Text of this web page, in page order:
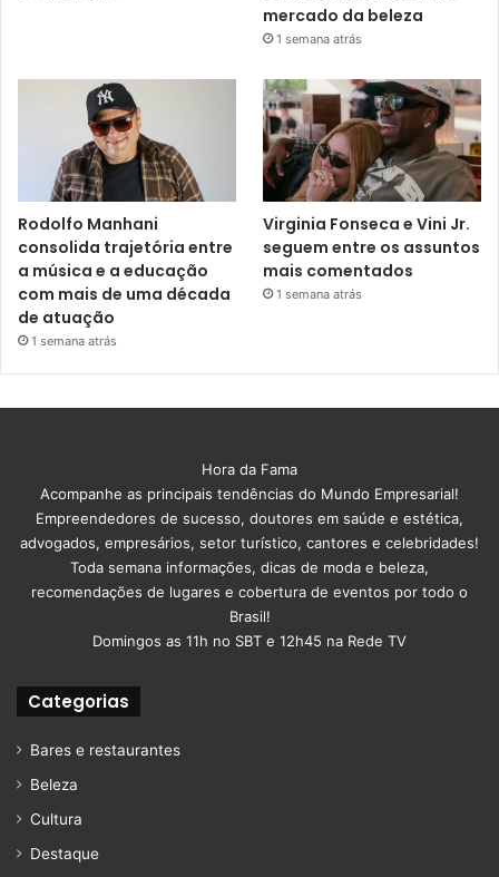
mercado da beleza
1 semana atrás
Rodolfo Manhani
consolida trajetória entre
a música e a educação
com mais de uma década
de atuação
1 semana atrás
Virginia Fonseca e Vini Jr.
seguem entre os assuntos
mais comentados
1 semana atrás
Hora da Fama
Acompanhe as principais tendências do Mundo Empresarial!
Empreendedores de sucesso, doutores em saúde e estética,
advogados, empresários, setor turístico, cantores e celebridades!
Toda semana informações, dicas de moda e beleza,
recomendações de lugares e cobertura de eventos por todo o
Brasil!
Domingos as 11h no SBT e 12h45 na Rede TV
Categorias
Bares e restaurantes
Beleza
Cultura
Destaque